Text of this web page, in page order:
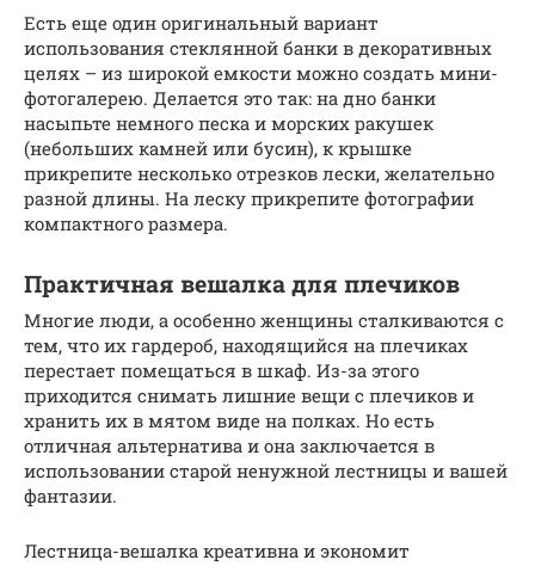
Есть еще один оригинальный вариант
использования стеклянной банки в декоративных
целях – из широкой емкости можно создать мини-
фотогалерею. Делается это так: на дно банки
насыпьте немного песка и морских ракушек
(небольших камней или бусин), к крышке
прикрепите несколько отрезков лески, желательно
разной длины. На леску прикрепите фотографии
компактного размера.
Практичная вешалка для плечиков
Многие люди, а особенно женщины сталкиваются с
тем, что их гардероб, находящийся на плечиках
перестает помещаться в шкаф. Из-за этого
приходится снимать лишние вещи с плечиков и
хранить их в мятом виде на полках. Но есть
отличная альтернатива и она заключается в
использовании старой ненужной лестницы и вашей
фантазии.
Лестница-вешалка креативна и экономит